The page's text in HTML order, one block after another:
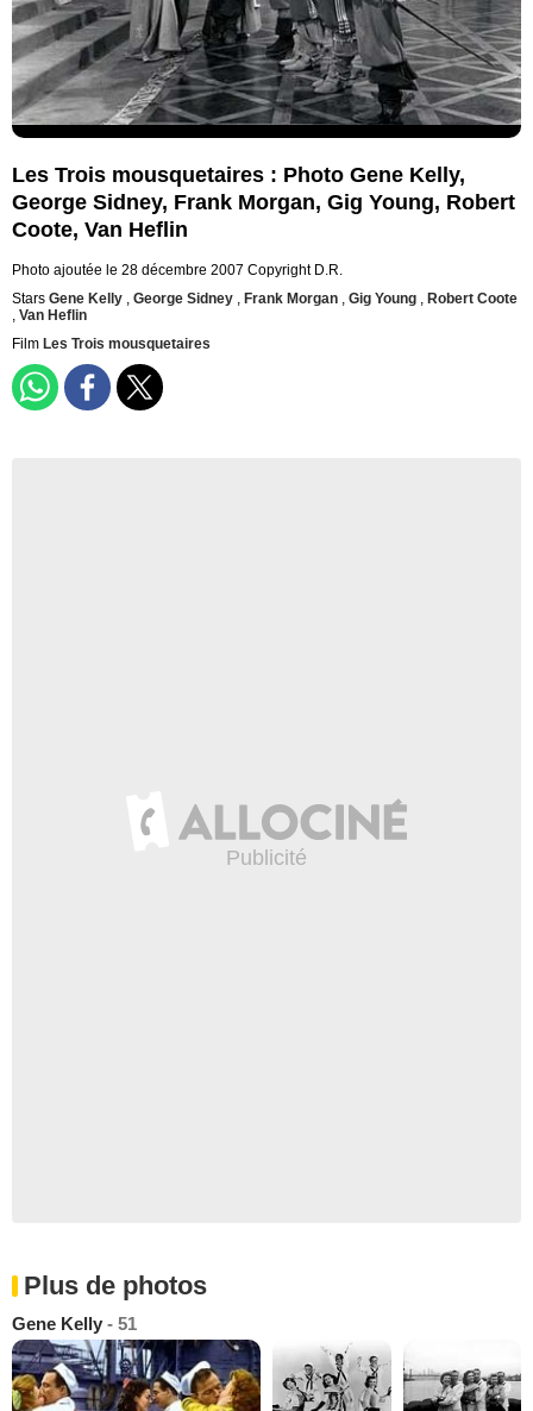
Les Trois mousquetaires : Photo Gene Kelly,
George Sidney, Frank Morgan, Gig Young, Robert
Coote, Van Heflin
Photo ajoutée le 28 décembre 2007 Copyright D.R.
Stars Gene Kelly , George Sidney , Frank Morgan , Gig Young , Robert Coote
, Van Heflin
Film Les Trois mousquetaires
Plus de photos
Gene Kelly - 51